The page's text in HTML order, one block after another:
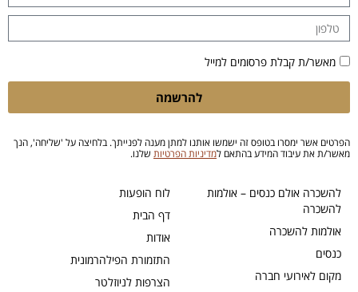
לוח הופעות
דף הבית
אודות
התזמורת הפילהרמונית
הצרפות לניוזלטר
להשכרה אולם כנסים – אולמות
להשכרה
אולמות להשכרה
כנסים
מקום לאירועי חברה
מאשר/ת קבלת פרסומים למייל
להרשמה
הפרטים אשר ימסרו בטופס זה ישמשו אותנו למתן מענה לפנייתך. בלחיצה על 'שליחה', הנך
מאשר/ת את עיבוד המידע בהתאם למדיניות הפרטיות שלנו.